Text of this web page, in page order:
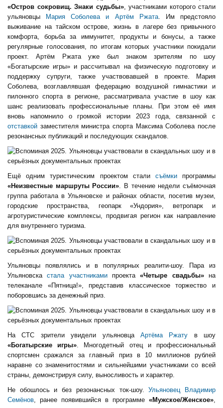
«Остров сокровищ. Знаки судьбы», участниками которого стали
ульяновцы
Мария Соболева и Артём Ржата. Им предстояло
выживание на тайском острове, жизнь в лагере без привычного
комфорта, борьба за иммунитет, продукты и бонусы, а также
регулярные голосования, по итогам которых участники покидали
проект. Артём Ржата уже был знаком зрителям по шоу
«Богатырские игры» и рассчитывал на физическую подготовку и
поддержку супруги, также участвовавшей в проекте. Мария
Соболева, возглавлявшая федерацию воздушной гимнастики и
пилонного спорта в регионе, рассматривала участие в шоу как
шанс реализовать профессиональные планы. При этом её имя
вновь напомнило о громкой истории 2023 года, связанной с
отставкой заместителя министра спорта Максима Соболева после
резонансных публикаций и последующих скандалов.
Ещё одним туристическим проектом стали съёмкипрограммы
«Неизвестные маршруты России» . В течение недели съёмочная
группа работала в Ульяновске и районах области, посетив музеи,
городские пространства, геопарк «Ундория», ветропарк и
агротуристические комплексы, продвигая регион как направление
для внутреннего туризма.
Ульяновцы появлялись и в популярных реалити-шоу. Пара из
Ульяновскастала участникамипроекта«Четыре свадьбы»на
телеканале «Пятница!», представив классическое торжество и
поборовшись за денежный приз.
На СТС зрители увидели ульяновца Артёма Ржату в шоу
«Богатырские игры» . Многодетный отец и профессиональный
спортсмен сражался за главный приз в 10 миллионов рублей
наравне со знаменитостями и сильнейшими участниками со всей
страны, демонстрируя силу, выносливость и характер.
Не обошлось и без резонансных ток-шоу.Ульяновец Владимир
Семёнов , ранее появившийся в программе «Мужское/Женское»